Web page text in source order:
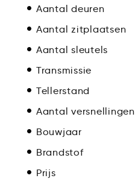
Aantal deuren
Aantal zitplaatsen
Aantal sleutels
Transmissie
Tellerstand
Aantal versnellingen
Bouwjaar
Brandstof
Prijs